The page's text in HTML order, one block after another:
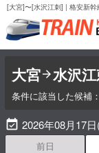
[大宮]〜[水沢江刺] | 格安新
大宮水沢
条件に該当した候補：
 2026年08月17
前日